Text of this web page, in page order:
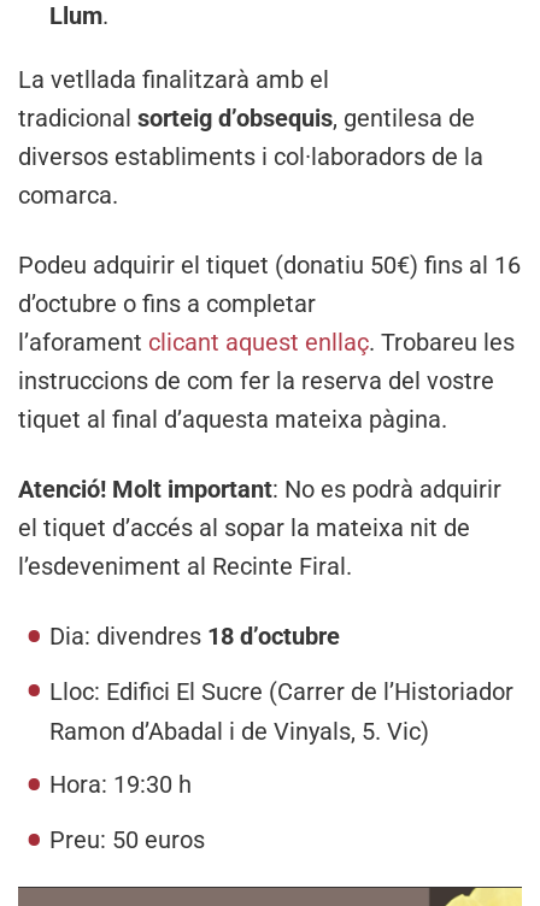
Llum.
La vetllada finalitzarà amb el
tradicional sorteig d’obsequis, gentilesa de
diversos establiments i col·laboradors de la
comarca.
Podeu adquirir el tiquet (donatiu 50€) fins al 16
d’octubre o fins a completar
l’aforament clicant aquest enllaç. Trobareu les
instruccions de com fer la reserva del vostre
tiquet al final d’aquesta mateixa pàgina.
Atenció! Molt important: No es podrà adquirir
el tiquet d’accés al sopar la mateixa nit de
l’esdeveniment al Recinte Firal.
Dia: divendres 18 d’octubre
Lloc: Edifici El Sucre (Carrer de l’Historiador
Ramon d’Abadal i de Vinyals, 5. Vic)
Hora: 19:30 h
Preu: 50 euros